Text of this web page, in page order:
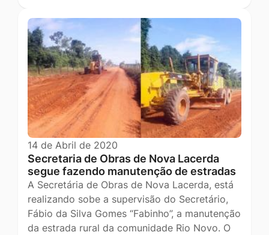
14 de Abril de 2020
Secretaria de Obras de Nova Lacerda
segue fazendo manutenção de estradas
A Secretária de Obras de Nova Lacerda, está
realizando sobe a supervisão do Secretário,
Fábio da Silva Gomes “Fabinho”, a manutenção
da estrada rural da comunidade Rio Novo. O